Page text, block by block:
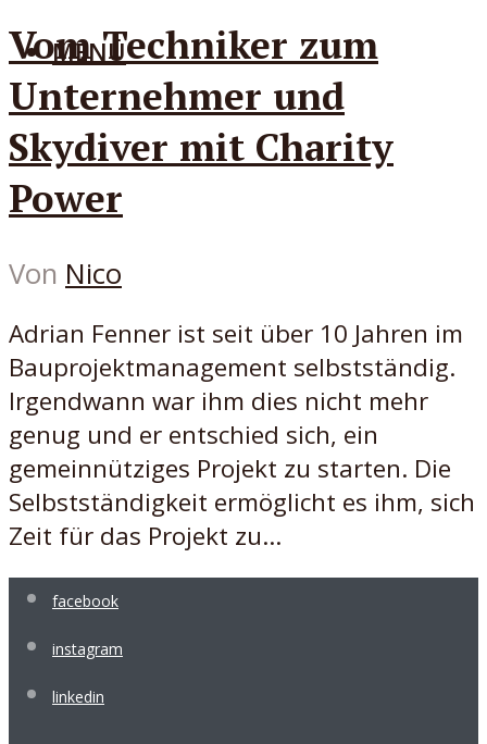
MENÜ
Vom Techniker zum
Unternehmer und
Skydiver mit Charity
Power
Von Nico
Adrian Fenner ist seit über 10 Jahren im
Bauprojektmanagement selbstständig.
Irgendwann war ihm dies nicht mehr
genug und er entschied sich, ein
gemeinnütziges Projekt zu starten. Die
Selbstständigkeit ermöglicht es ihm, sich
Zeit für das Projekt zu...
facebook
instagram
linkedin